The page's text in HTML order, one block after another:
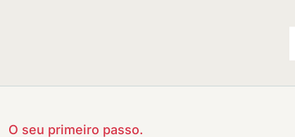
O seu primeiro passo.